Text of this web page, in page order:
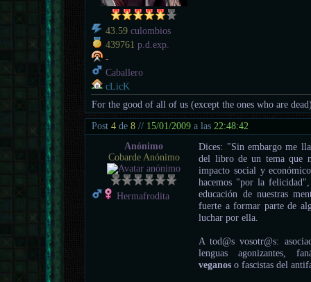
43.59 culombios
439761 p.d.exp.
-
Caballero
cLicK
For the good of all of us (except the ones who are
Post4 de8 // 15/01/2009 a las22:48:42
Anónimo
Cobarde Anónimo
Hermafrodita
Dices: "Sin embargo me
del libro de un tema que
impacto social y
hacemos "por la
educación de nuestras
fuerte a formar parte de
luchar por ella.
A tod@s vosotr@s:
lenguas agonizantes,
veganos o fascistas del